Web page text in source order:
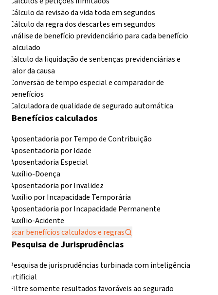
Cálculo da revisão da vida toda em segundos
Cálculo da regra dos descartes em segundos
Análise de benefício previdenciário para cada benefício
calculado
Cálculo da liquidação de sentenças previdenciárias e
valor da causa
Conversão de tempo especial e comparador de
benefícios
Calculadora de qualidade de segurado automática
Benefícios calculados
Aposentadoria por Tempo de Contribuição
Aposentadoria por Idade
Aposentadoria Especial
Auxílio-Doença
Aposentadoria por Invalidez
Auxílio por Incapacidade Temporária
Aposentadoria por Incapacidade Permanente
Auxílio-Acidente
Buscar benefícios calculados e regras
Pesquisa de Jurisprudências
Pesquisa de jurisprudências turbinada com inteligência
artificial
Filtre somente resultados favoráveis ao segurado